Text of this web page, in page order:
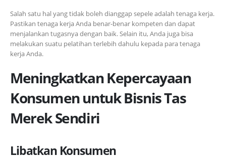
Salah satu hal yang tidak boleh dianggap sepele adalah tenaga kerja.
Pastikan tenaga kerja Anda benar-benar kompeten dan dapat
menjalankan tugasnya dengan baik. Selain itu, Anda juga bisa
melakukan suatu pelatihan terlebih dahulu kepada para tenaga
kerja Anda.
Meningkatkan Kepercayaan
Konsumen untuk Bisnis Tas
Merek Sendiri
Libatkan Konsumen